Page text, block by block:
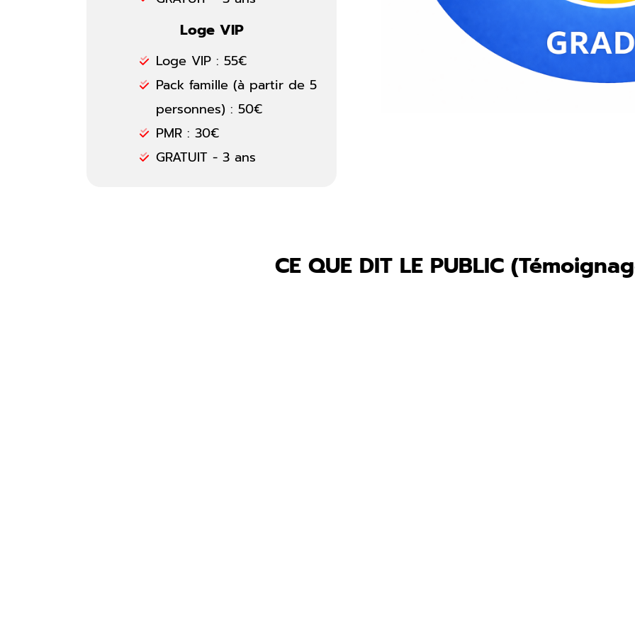
Loge VIP
Loge VIP : 55€
Pack famille (à partir de 5
personnes) : 50€
PMR : 30€
GRATUIT - 3 ans
CE QUE DIT LE PUBLIC